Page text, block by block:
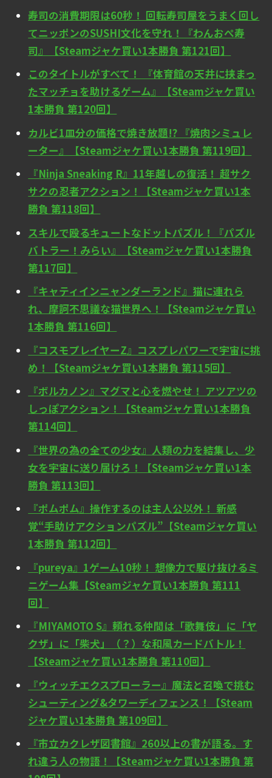
寿司の消費期限は60秒！ 回転寿司屋をうまく回し
てニッポンのSUSHI文化を守れ！『わんおぺ寿
司』【Steamジャケ買い1本勝負 第121回】
このタイトルがすべて！ 『体育館の天井に挟まっ
たマッチョを助けるゲーム』【Steamジャケ買い
1本勝負 第120回】
カルビ1皿分の価格で焼き放題!? 『焼肉シミュレ
ーター』【Steamジャケ買い1本勝負 第119回】
『Ninja Sneaking R』11年越しの復活！ 超サク
サクの忍者アクション！【Steamジャケ買い1本
勝負 第118回】
スキルで殴るキュートなドットパズル！『パズル
バトラー！みらい』【Steamジャケ買い1本勝負
第117回】
『キャティインニャンダーランド』猫に連れら
れ、摩訶不思議な猫世界へ！【Steamジャケ買い
1本勝負 第116回】
『コスモプレイヤーZ』コスプレパワーで宇宙に挑
め！【Steamジャケ買い1本勝負 第115回】
『ボルカノン』マグマと心を燃やせ！ アツアツの
しっぽアクション！【Steamジャケ買い1本勝負
第114回】
『世界の為の全ての少女』人類の力を結集し、少
女を宇宙に送り届けろ！【Steamジャケ買い1本
勝負 第113回】
『ポムポム』操作するのは主人公以外！ 新感
覚“手助けアクションパズル”【Steamジャケ買い
1本勝負 第112回】
『pureya』1ゲーム10秒！ 想像力で駆け抜けるミ
ニゲーム集【Steamジャケ買い1本勝負 第111
回】
『MIYAMOTO S』頼れる仲間は「歌舞伎」に「ヤ
クザ」に「柴犬」（？）な和風カードバトル！
【Steamジャケ買い1本勝負 第110回】
『ウィッチエクスプローラー』魔法と召喚で挑む
シューティング&タワーディフェンス！【Steam
ジャケ買い1本勝負 第109回】
『市立カクレザ図書館』260以上の書が語る。す
れ違う人の物語！【Steamジャケ買い1本勝負 第